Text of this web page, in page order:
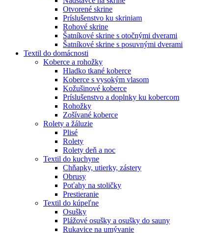
Otvorené skrine
Príslušenstvo ku skriniam
Rohové skrine
Šatníkové skrine s otočnými dverami
Šatníkové skrine s posuvnými dverami
Textil do domácnosti
Koberce a rohožky
Hladko tkané koberce
Koberce s vysokým vlasom
Kožušinové koberce
Príslušenstvo a doplnky ku kobercom
Rohožky
Zošívané koberce
Rolety a žáluzie
Plisé
Rolety
Rolety deň a noc
Textil do kuchyne
Chňapky, utierky, zástery
Obrusy
Poťahy na stoličky
Prestieranie
Textil do kúpeľne
Osušky
Plážové osušky a osušky do sauny
Rukavice na umývanie